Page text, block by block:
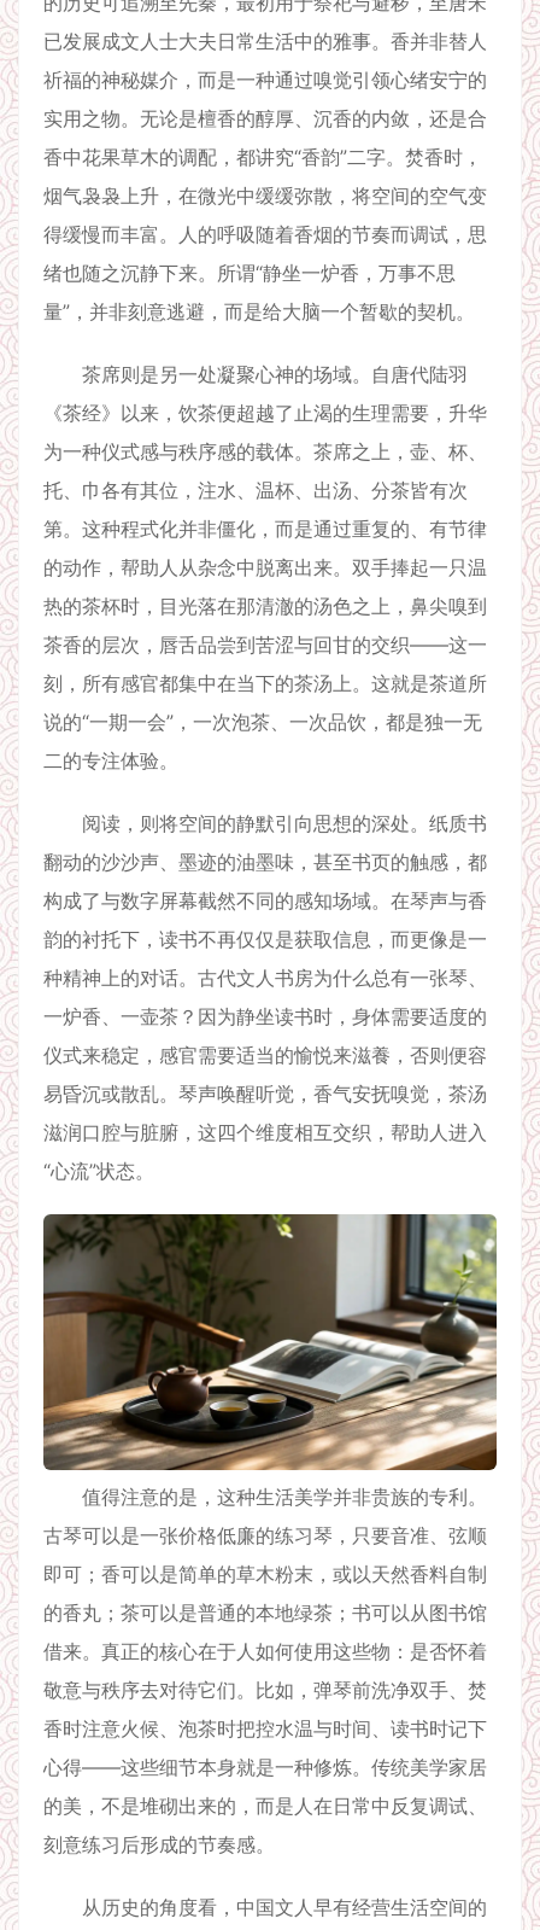
已发展成文人士大夫日常生活中的雅事。香并非替人
祈福的神秘媒介，而是一种通过嗅觉引领心绪安宁的
实用之物。无论是檀香的醇厚、沉香的内敛，还是合
香中花果草木的调配，都讲究“香韵”二字。焚香时，
烟气袅袅上升，在微光中缓缓弥散，将空间的空气变
得缓慢而丰富。人的呼吸随着香烟的节奏而调试，思
绪也随之沉静下来。所谓“静坐一炉香，万事不思
量”，并非刻意逃避，而是给大脑一个暂歇的契机。
茶席则是另一处凝聚心神的场域。自唐代陆羽
《茶经》以来，饮茶便超越了止渴的生理需要，升华
为一种仪式感与秩序感的载体。茶席之上，壶、杯、
托、巾各有其位，注水、温杯、出汤、分茶皆有次
第。这种程式化并非僵化，而是通过重复的、有节律
的动作，帮助人从杂念中脱离出来。双手捧起一只温
热的茶杯时，目光落在那清澈的汤色之上，鼻尖嗅到
茶香的层次，唇舌品尝到苦涩与回甘的交织——这一
刻，所有感官都集中在当下的茶汤上。这就是茶道所
说的“一期一会”，一次泡茶、一次品饮，都是独一无
二的专注体验。
阅读，则将空间的静默引向思想的深处。纸质书
翻动的沙沙声、墨迹的油墨味，甚至书页的触感，都
构成了与数字屏幕截然不同的感知场域。在琴声与香
韵的衬托下，读书不再仅仅是获取信息，而更像是一
种精神上的对话。古代文人书房为什么总有一张琴、
一炉香、一壶茶？因为静坐读书时，身体需要适度的
仪式来稳定，感官需要适当的愉悦来滋養，否则便容
易昏沉或散乱。琴声唤醒听觉，香气安抚嗅觉，茶汤
滋润口腔与脏腑，这四个维度相互交织，帮助人进入
“心流”状态。
值得注意的是，这种生活美学并非贵族的专利。
古琴可以是一张价格低廉的练习琴，只要音准、弦顺
即可；香可以是简单的草木粉末，或以天然香料自制
的香丸；茶可以是普通的本地绿茶；书可以从图书馆
借来。真正的核心在于人如何使用这些物：是否怀着
敬意与秩序去对待它们。比如，弹琴前洗净双手、焚
香时注意火候、泡茶时把控水温与时间、读书时记下
心得——这些细节本身就是一种修炼。传统美学家居
的美，不是堆砌出来的，而是人在日常中反复调试、
刻意练习后形成的节奏感。
从历史的角度看，中国文人早有经营生活空间的